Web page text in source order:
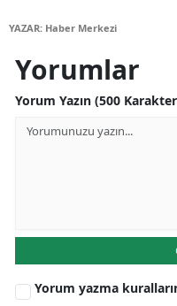
YAZAR: Haber Merkezi
Yorumlar
Yorum Yazın (500
Yorum yazma